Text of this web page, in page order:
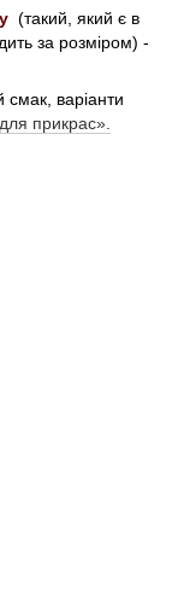
(такий, який є в
за розміром) -
смак, варіанти
прикрас».